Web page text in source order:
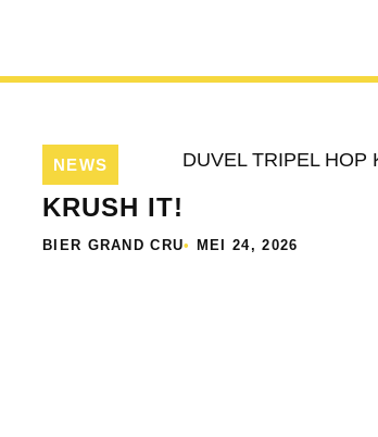
NEWS
KRUSH IT!
BIER GRAND CRU• MEI 24, 2026